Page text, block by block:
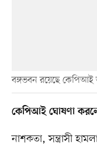
বঙ্গভবন রয়েছে কেপিআই
কেপিআই ঘোষণা
নাশকতা, সন্ত্রাসী